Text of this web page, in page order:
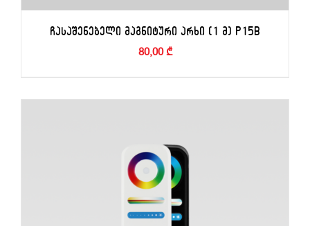
ᲙᲐᲚᲐᲗᲐᲨᲘ ᲓᲐᲛᲐᲢᲔᲑᲐ /
ᲩᲐᲡᲐᲨᲔᲜᲔᲑᲔᲚᲘ ᲛᲐᲒᲜᲘᲢᲣᲠᲘ ᲐᲠᲮᲘ (1 Მ) P15B
80,00₾